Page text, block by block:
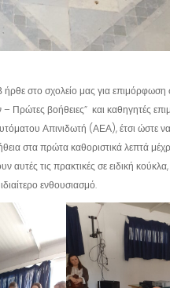
ήρθε στο σχολείο μας για
Πρώτες βοήθειες” και καθηγητές
Απινιδωτή (ΑΕΑ), έτσι ώστε
στα πρώτα καθοριστικά λεπτά
τις πρακτικές σε ειδική
ενθουσιασμό.